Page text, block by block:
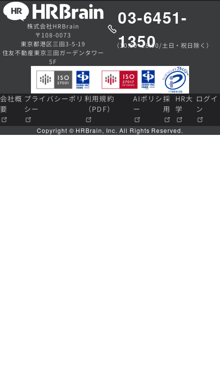
株式会社HRBrain
〒108-0073
東京都港区三田3-5-19
住友不動産東京三田ガーデンタワー
5F
03-6451-
1350
（10:00~18:00/土日・祝日除く）
会社概
要
プライバシーポリ
シー
利用規約
（PDF）
AIポリシ
ー
採
用
HR大
学
ログイ
ン
Copyright © HRBrain, Inc. All Rights Reserved.